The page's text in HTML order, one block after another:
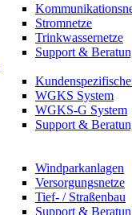
Stromnetze
Trinkwassernetze
Support &
WGKS System
WGKS-G System
Support &
Windparkanlagen
Versorgungsnetze
Tief- / Straßenbau
Support &